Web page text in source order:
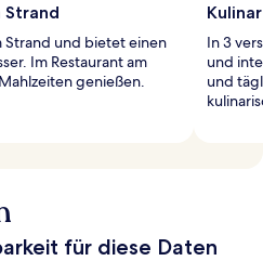
Strand
Strand und bietet einen
Im Restaurant am
genießen.
In 3
und
und
für diese Daten